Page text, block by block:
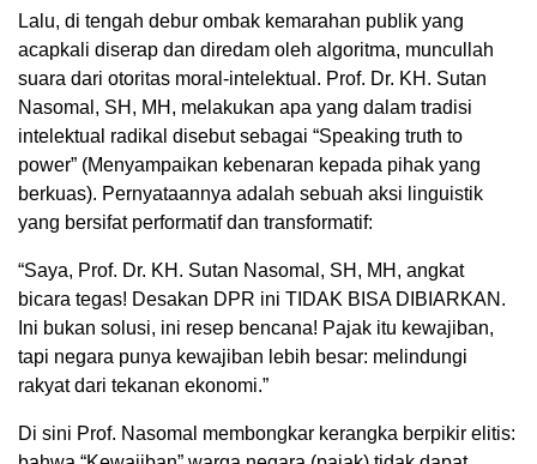
Lalu, di tengah debur ombak kemarahan publik yang
acapkali diserap dan diredam oleh algoritma, muncullah
suara dari otoritas moral-intelektual. Prof. Dr. KH. Sutan
Nasomal, SH, MH, melakukan apa yang dalam tradisi
intelektual radikal disebut sebagai “Speaking truth to
power” (Menyampaikan kebenaran kepada pihak yang
berkuas). Pernyataannya adalah sebuah aksi linguistik
yang bersifat performatif dan transformatif:
“Saya, Prof. Dr. KH. Sutan Nasomal, SH, MH, angkat
bicara tegas! Desakan DPR ini TIDAK BISA DIBIARKAN.
Ini bukan solusi, ini resep bencana! Pajak itu kewajiban,
tapi negara punya kewajiban lebih besar: melindungi
rakyat dari tekanan ekonomi.”
Di sini Prof. Nasomal membongkar kerangka berpikir elitis: